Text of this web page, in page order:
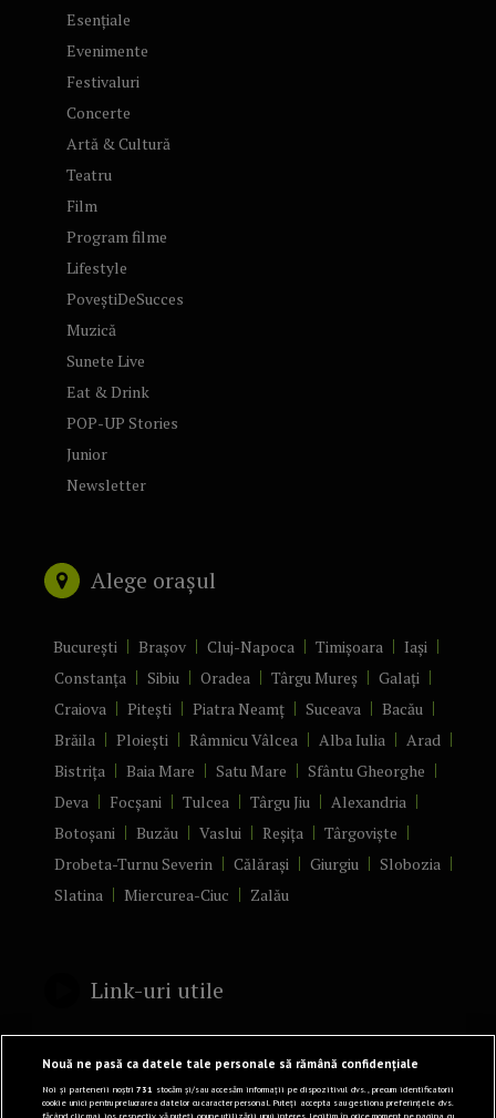
Esențiale
Evenimente
Festivaluri
Concerte
Artă & Cultură
Teatru
Film
Program filme
Lifestyle
PoveștiDeSucces
Muzică
Sunete Live
Eat & Drink
POP-UP Stories
Junior
Newsletter
Alege orașul
București Brașov Cluj-Napoca Timișoara
Iași
Constanța
Sibiu Oradea Târgu Mureș
Galați
Craiova
Pitești Piatra Neamț Suceava
Bacău
Brăila
Ploiești Râmnicu Vâlcea Alba Iulia
Arad
Bistrița
Baia Mare Satu Mare
Sfântu Gheorghe
Deva
Focșani Tulcea Târgu Jiu
Alexandria
Botoșani
Buzău Vaslui Reșița
Târgoviște
Drobeta-Turnu Severin
Călărași Giurgiu
Slobozia
Slatina
Miercurea-Ciuc Zalău
Link-uri utile
Politică de confidențialitate
Termeni și Condiții
Nouă ne pasă ca datele tale personale să rămână confidențiale
Noi și partenerii noștri731 stocăm și/sau accesăm informații pe dispozitivul dvs., precum identificatorii
cookie unici pentru prelucrarea datelor cu caracter personal. Puteți accepta sau gestiona preferințele dvs.
făcând clic mai jos, respectiv vă puteți opune utilizării unui interes legitim în orice moment pe pagina cu